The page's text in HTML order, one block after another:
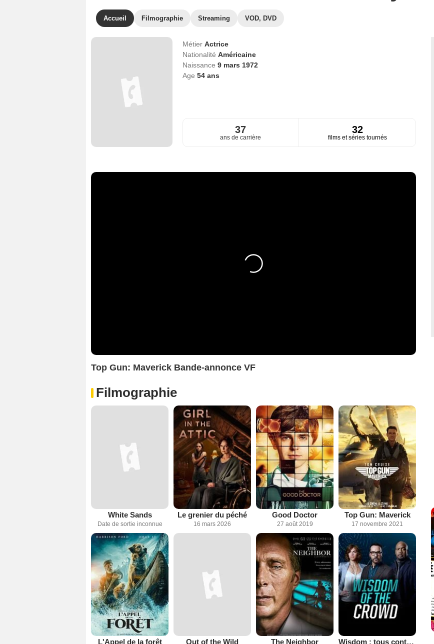
Accueil Filmographie Streaming VOD, DVD
Métier Actrice
Nationalité Américaine
Naissance 9 mars 1972
Age 54ans
37
ans de carrière
32
films et séries tournés
Top Gun: Maverick Bande-annonce VF
Filmographie
White Sands
Date de sortie inconnue
Le grenier du péché
16 mars 2026
Good Doctor
27 août 2019
Top Gun: Maverick
17 novembre 2021
L'Appel de la forêt Out of the Wild The Neighbor Wisdom : tous contre le crime